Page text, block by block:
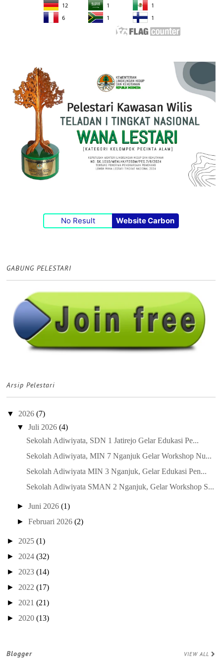
No Result Website Carbon
GABUNG PELESTARI
Arsip Pelestari
▼ 2026(7)
▼ Juli 2026 (4)
Sekolah Adiwiyata, SDN 1 Jatirejo Gelar Edukasi Pe...
Sekolah Adiwiyata, MIN 7 Nganjuk Gelar Workshop Nu...
Sekolah Adiwiyata MIN 3 Nganjuk, Gelar Edukasi Pen...
Sekolah Adiwiyata SMAN 2 Nganjuk, Gelar Workshop S...
► Juni 2026 (1)
► Februari 2026 (2)
► 2025(1)
► 2024(32)
► 2023(14)
► 2022(17)
► 2021(21)
► 2020(13)
Blogger VIEW ALL